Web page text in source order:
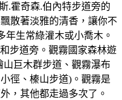
森.伯內特步道旁的
散著淡雅的清香，讓你不
年生常綠灌木或小喬木。
步道旁。觀霧國家森林遊
巨木群步道、觀霧瀑布
徑、榛山步道)。觀霧是
，其他都走過多次了。